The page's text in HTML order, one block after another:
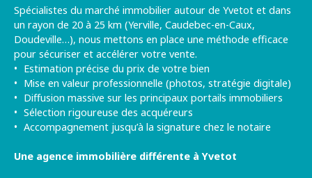
Spécialistes du marché immobilier autour de Yvetot et dans
un rayon de 20 à 25 km (Yerville, Caudebec-en-Caux,
Doudeville…), nous mettons en place une méthode efficace
pour sécuriser et accélérer votre vente.
Estimation précise du prix de votre bien
Mise en valeur professionnelle (photos, stratégie digitale)
Diffusion massive sur les principaux portails immobiliers
Sélection rigoureuse des acquéreurs
Accompagnement jusqu’à la signature chez le notaire
Une agence immobilière différente à Yvetot